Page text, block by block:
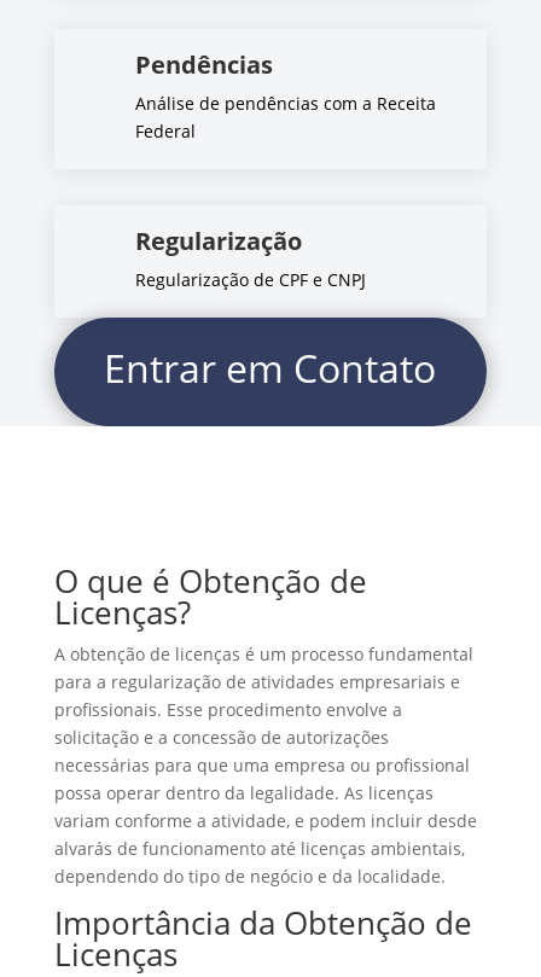
Pendências
Análise de pendências com a Receita
Federal
Regularização
Regularização de CPF e CNPJ
Entrar em Contato
O que é Obtenção de
Licenças?
A obtenção de licenças é um processo fundamental
para a regularização de atividades empresariais e
profissionais. Esse procedimento envolve a
solicitação e a concessão de autorizações
necessárias para que uma empresa ou profissional
possa operar dentro da legalidade. As licenças
variam conforme a atividade, e podem incluir desde
alvarás de funcionamento até licenças ambientais,
dependendo do tipo de negócio e da localidade.
Importância da Obtenção de
Licenças